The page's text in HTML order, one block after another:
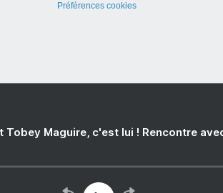
Préférences cookies
Tobey Maguire, c'est lui ! Rencontre